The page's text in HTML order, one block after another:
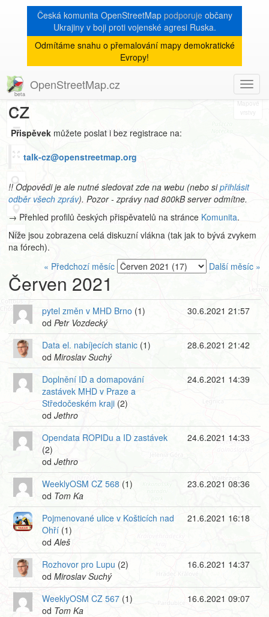
Česká komunita OpenStreetMap podporujeobčany
Ukrajiny v boji proti vojenské agresi Ruska.
Odmítáme snahu o přemalování mapy demokratické
Evropy!
OpenStreetMap.cz
8
+
−
Archiv
mailové konference talk-
cz
Přispěvek můžete poslat i bez registrace na:
talk-cz@openstreetmap.org
!! Odpovědi je ale nutné sledovat zde na webu (nebo sipřihlásit
odběr všech zpráv). Pozor - zprávy nad 800kB server odmítne.
→ Přehled profilů českých přispěvatelů na stránce Komunita.
Níže jsou zobrazena celá diskuzní vlákna (tak jak to bývá zvykem
na fórech).
« Předchozí měsíc
Další měsíc »
Červen 2021
pytel změn v MHD Brno (1)
od Petr Vozdecký
30.6.2021 21:57
Data el. nabíjecích stanic (1)
od Miroslav Suchý
28.6.2021 21:42
Doplnění ID a domapování
zastávek MHD v Praze a
Středočeském kraji (2)
od Jethro
24.6.2021 14:39
Opendata ROPIDu a ID zastávek
(2)
od Jethro
24.6.2021 14:33
WeeklyOSM CZ 568 (1)
od Tom Ka
23.6.2021 08:36
Pojmenované ulice v Košticích nad
Ohří (1)
odAleš
21.6.2021 16:18
Rozhovor pro Lupu (2)
od Miroslav Suchý
16.6.2021 14:37
WeeklyOSM CZ 567 (1)
od Tom Ka
16.6.2021 09:07